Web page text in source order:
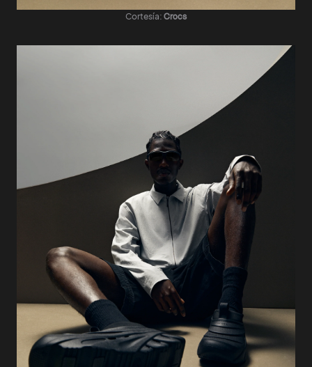
Cortesía: Crocs